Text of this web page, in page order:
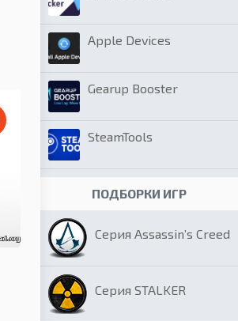
Apple Devices
Gearup Booster
SteamTools
ПОДБОРКИ ИГР
Серия Assassin’s Creed
Серия STALKER